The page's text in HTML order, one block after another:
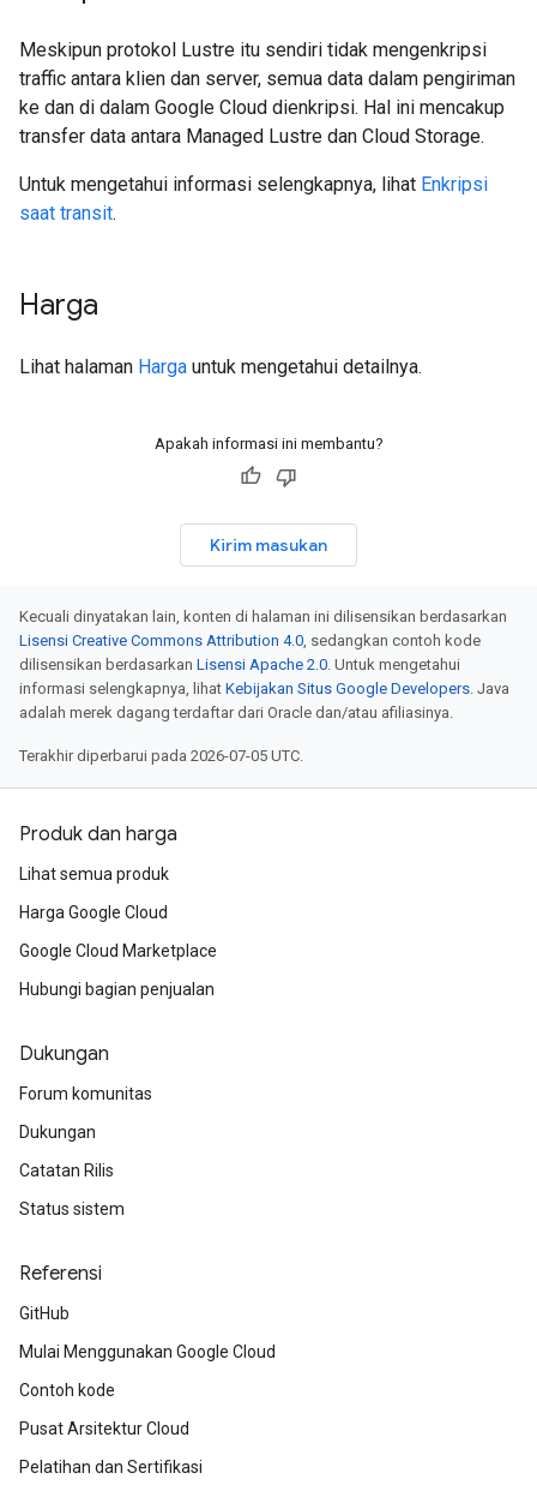
Meskipun protokol Lustre itu sendiri tidak mengenkripsi
traffic antara klien dan server, semua data dalam pengiriman
ke dan di dalam Google Cloud dienkripsi. Hal ini mencakup
transfer data antara Managed Lustre dan Cloud Storage.
Untuk mengetahui informasi selengkapnya, lihat Enkripsi
saat transit.
Harga
Lihat halaman Harga untuk mengetahui detailnya.
Apakah informasi ini membantu?
Kirim masukan
Kecuali dinyatakan lain, konten di halaman ini dilisensikan berdasarkan
Lisensi Creative Commons Attribution 4.0, sedangkan contoh kode
dilisensikan berdasarkan Lisensi Apache 2.0. Untuk mengetahui
informasi selengkapnya, lihat Kebijakan Situs Google Developers. Java
adalah merek dagang terdaftar dari Oracle dan/atau afiliasinya.
Terakhir diperbarui pada 2026-07-05 UTC.
Produk dan harga
Lihat semua produk
Harga Google Cloud
Google Cloud Marketplace
Hubungi bagian penjualan
Dukungan
Forum komunitas
Dukungan
Catatan Rilis
Status sistem
Referensi
GitHub
Mulai Menggunakan Google Cloud
Contoh kode
Pusat Arsitektur Cloud
Pelatihan dan Sertifikasi